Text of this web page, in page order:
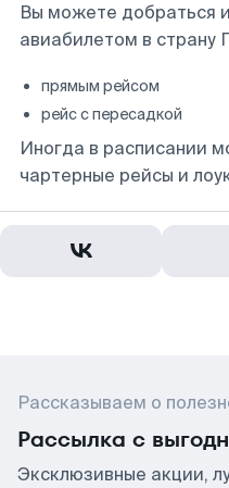
Вы можете добраться
авиабилетом в страну
прямым рейсом
рейс с пересадкой
Иногда в расписании
чартерные рейсы и
Рассказываем о
Рассылка с
Эксклюзивные акции,